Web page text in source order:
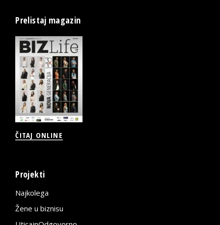
Prelistaj magazin
ČITAJ ONLINE
Projekti
Najkolega
Žene u biznisu